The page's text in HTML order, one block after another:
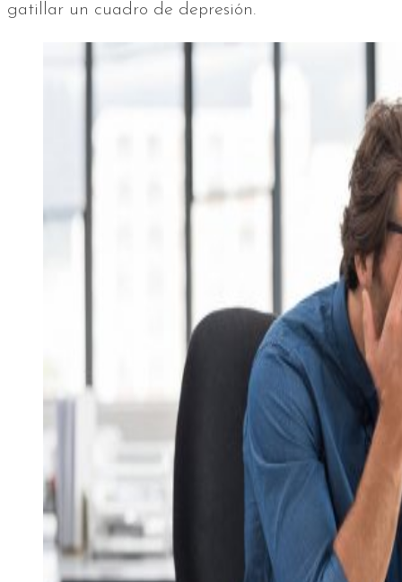
gatillar un cuadro de depresión.